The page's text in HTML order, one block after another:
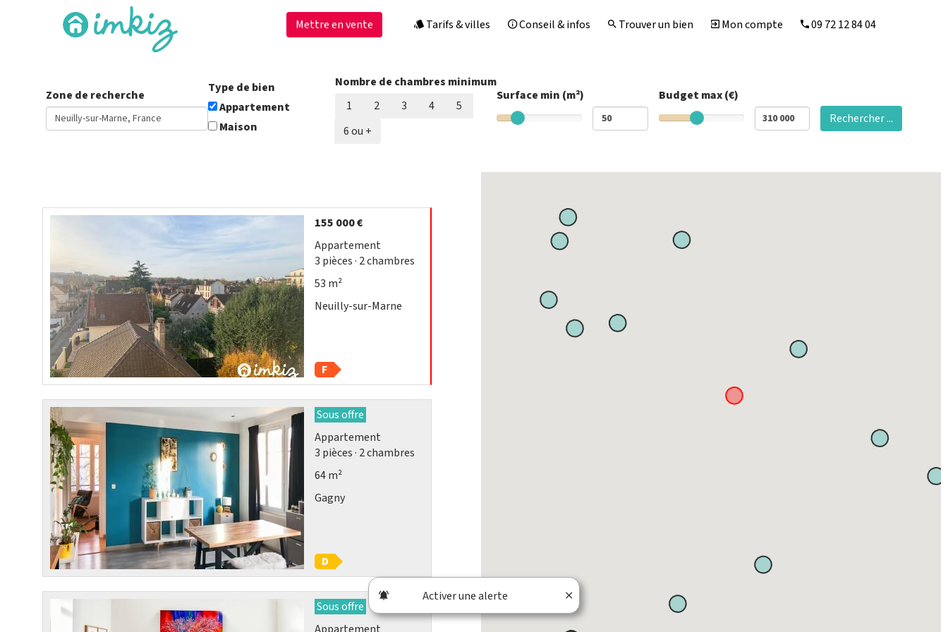
Mettre en vente Tarifs & villes Conseil & infos Trouver un bien Mon compte 09 72 12 84 04
Activer une alerte
Zone de recherche
Type de bien
Appartement
Maison
Nombre de chambres minimum
1
2 3 4
5
6 ou +
Surface min (m²)
Budget max (€)
Rechercher ...
155 000 €
Appartement
3 pièces· 2chambres
53 m²
Neuilly-sur-Marne
F
Sous offre
Appartement
3 pièces· 2chambres
64 m²
Gagny
D
Sous offre